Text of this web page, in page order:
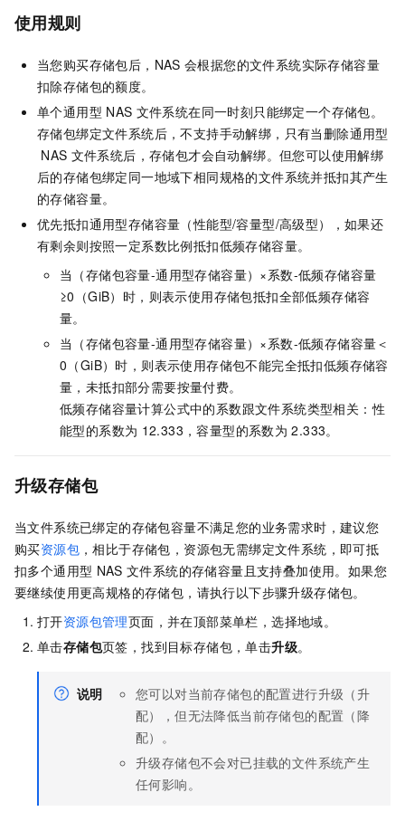
使用规则
当您购买存储包后，NAS 会根据您的文件系统实际存储容量
扣除存储包的额度。
单个通用型 NAS 文件系统在同一时刻只能绑定一个存储包。
存储包绑定文件系统后，不支持手动解绑，只有当删除通用型
NAS 文件系统后，存储包才会自动解绑。但您可以使用解绑
后的存储包绑定同一地域下相同规格的文件系统并抵扣其产生
的存储容量。
优先抵扣通用型存储容量（性能型/容量型/高级型），如果还
有剩余则按照一定系数比例抵扣低频存储容量。
当（存储包容量-通用型存储容量）×系数-低频存储容量
≥0（GiB）时，则表示使用存储包抵扣全部低频存储容
量。
当（存储包容量-通用型存储容量）×系数-低频存储容量＜
0（GiB）时，则表示使用存储包不能完全抵扣低频存储容
量，未抵扣部分需要按量付费。
低频存储容量计算公式中的系数跟文件系统类型相关：性
能型的系数为 12.333，容量型的系数为 2.333。
升级存储包
当文件系统已绑定的存储包容量不满足您的业务需求时，建议您
购买资源包 ，相比于存储包，资源包无需绑定文件系统，即可抵
扣多个通用型 NAS 文件系统的存储容量且支持叠加使用。如果您
要继续使用更高规格的存储包，请执行以下步骤升级存储包。
打开资源包管理页面，并在顶部菜单栏，选择地域。
单击存储包页签，找到目标存储包，单击升级。
说明
您可以对当前存储包的配置进行升级（升
配），但无法降低当前存储包的配置（降
配）。
升级存储包不会对已挂载的文件系统产生
任何影响。